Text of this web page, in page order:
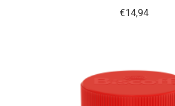
€14,94